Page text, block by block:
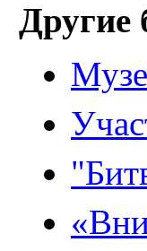
Другие